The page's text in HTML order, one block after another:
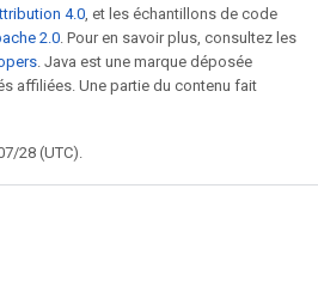
4.0, et les échantillons de code
2.0. Pour en savoir plus, consultez les
. Java est une marque déposée
affiliées. Une partie du contenu fait
28 (UTC).